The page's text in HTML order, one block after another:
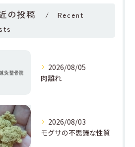
の投稿
Recent
2026/08/05
肉離れ
2026/08/03
モグサの不思議な性質